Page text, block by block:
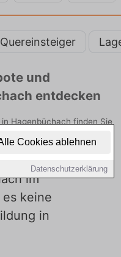
Cookies ablehnen
Datenschutzerklärung
Quereinsteiger
und
entdecken
Hagenbüchach finden Sie
Optionen von Top-
heute.
im
keine
in